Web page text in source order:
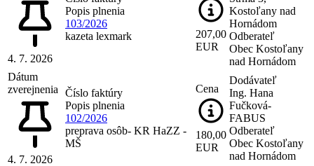
4. 7. 2026
Popis plnenia
103/2026
kazeta lexmark
207,00
EUR
Kostoľany nad
Hornádom
Odberateľ
Obec Kostoľany
nad Hornádom
Dátum
zverejnenia
4. 7. 2026
Číslo faktúry
Popis plnenia
102/2026
preprava osôb- KR HaZZ -
MŠ
Cena
180,00
EUR
Dodávateľ
Ing. Hana
Fučková-
FABUS
Odberateľ
Obec Kostoľany
nad Hornádom